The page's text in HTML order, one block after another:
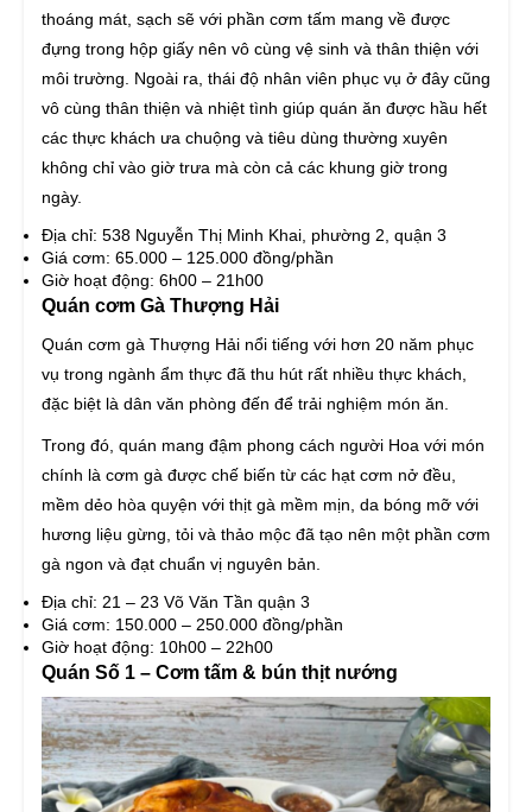
thoáng mát, sạch sẽ với phần cơm tấm mang về được
đựng trong hộp giấy nên vô cùng vệ sinh và thân thiện với
môi trường. Ngoài ra, thái độ nhân viên phục vụ ở đây cũng
vô cùng thân thiện và nhiệt tình giúp quán ăn được hầu hết
các thực khách ưa chuộng và tiêu dùng thường xuyên
không chỉ vào giờ trưa mà còn cả các khung giờ trong
ngày.
Địa chỉ: 538 Nguyễn Thị Minh Khai, phường 2, quận 3
Giá cơm: 65.000 – 125.000 đồng/phần
Giờ hoạt động: 6h00 – 21h00
Quán cơm Gà Thượng Hải
Quán cơm gà Thượng Hải nổi tiếng với hơn 20 năm phục
vụ trong ngành ẩm thực đã thu hút rất nhiều thực khách,
đặc biệt là dân văn phòng đến để trải nghiệm món ăn.
Trong đó, quán mang đậm phong cách người Hoa với món
chính là cơm gà được chế biến từ các hạt cơm nở đều,
mềm dẻo hòa quyện với thịt gà mềm mịn, da bóng mỡ với
hương liệu gừng, tỏi và thảo mộc đã tạo nên một phần cơm
gà ngon và đạt chuẩn vị nguyên bản.
Địa chỉ: 21 – 23 Võ Văn Tần quận 3
Giá cơm: 150.000 – 250.000 đồng/phần
Giờ hoạt động: 10h00 – 22h00
Quán Số 1 – Cơm tấm & bún thịt nướng